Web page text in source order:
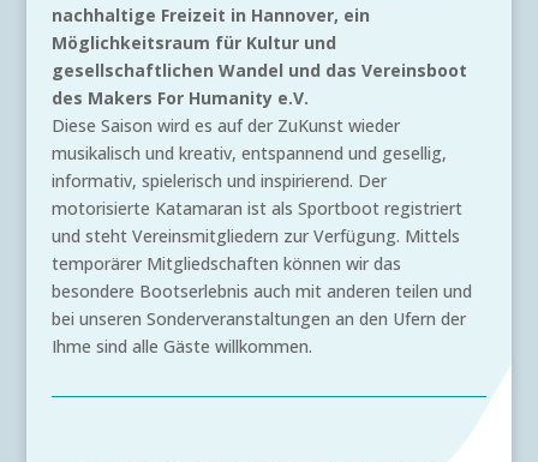
nachhaltige Freizeit in Hannover, ein
Möglichkeitsraum für Kultur und
gesellschaftlichen Wandel und das Vereinsboot
des Makers For Humanity e.V.
Diese Saison wird es auf der ZuKunst wieder
musikalisch und kreativ, entspannend und gesellig,
informativ, spielerisch und inspirierend. Der
motorisierte Katamaran ist als Sportboot registriert
und steht Vereinsmitgliedern zur Verfügung. Mittels
temporärer Mitgliedschaften können wir das
besondere Bootserlebnis auch mit anderen teilen und
bei unseren Sonderveranstaltungen an den Ufern der
Ihme sind alle Gäste willkommen.